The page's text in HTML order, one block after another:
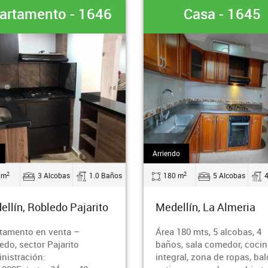
Casa - 1645
m 5 Alcobas 4.0 Baños
La Almeria
180 mts, 5 alcobas, 4
sala comedor, cocina
zona de ropas, balcon,
Apartamento -
Arriendo
165 m 4 Alcobas
Medellín, Pilarica
Área 165 mts, 4 alcobas, 4
baños, 1 jacuzzi, 1 bañera,
vestier, sala comedor,